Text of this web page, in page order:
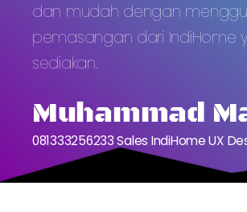
dan mudah dengan
pemasangan dari IndiHome
sediakan.
Muhammad
081333256233 Sales IndiHome UX